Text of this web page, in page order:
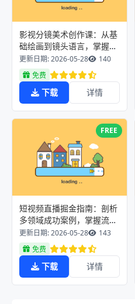
影视分镜美术创作课：从基
础绘画到镜头语言，掌握轴
线调度武戏设计等影视创作
技巧
更新日期: 2026-05-28
140
免费
下载 详情
FREE
短视频直播掘金指南：剖析
多领域成功案例，掌握流量
搭建、账号运营与增收方法
更新日期: 2026-05-28
143
免费
下载 详情